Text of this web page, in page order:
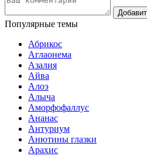
Популярные темы
Абрикос
Аглаонема
Азалия
Айва
Алоэ
Алыча
Аморфофаллус
Ананас
Антуриум
Анютины глазки
Арахис